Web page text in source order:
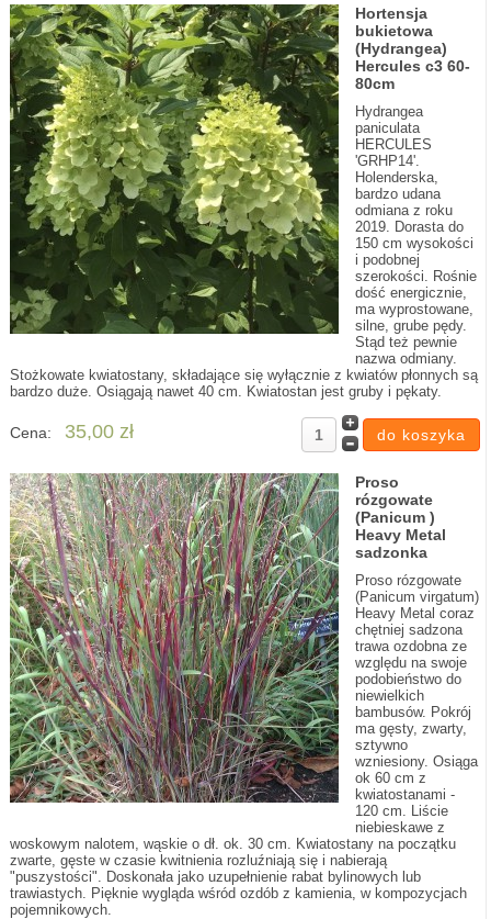
Hortensja
bukietowa
(Hydrangea)
Hercules c3 60-
80cm
Hydrangea
paniculata
HERCULES
'GRHP14'.
Holenderska,
bardzo udana
odmiana z roku
2019. Dorasta do
150 cm wysokości
i podobnej
szerokości. Rośnie
dość energicznie,
ma wyprostowane,
silne, grube pędy.
Stąd też pewnie
nazwa odmiany.
Stożkowate kwiatostany, składające się wyłącznie z kwiatów płonnych są
bardzo duże. Osiągają nawet 40 cm. Kwiatostan jest gruby i pękaty.
Cena: 35,00 zł
Proso
rózgowate
(Panicum )
Heavy Metal
sadzonka
Proso rózgowate
(Panicum virgatum)
Heavy Metal coraz
chętniej sadzona
trawa ozdobna ze
względu na swoje
podobieństwo do
niewielkich
bambusów. Pokrój
ma gęsty, zwarty,
sztywno
wzniesiony. Osiąga
ok 60 cm z
kwiatostanami -
120 cm. Liście
niebieskawe z
woskowym nalotem, wąskie o dł. ok. 30 cm. Kwiatostany na początku
zwarte, gęste w czasie kwitnienia rozluźniają się i nabierają
"puszystości". Doskonała jako uzupełnienie rabat bylinowych lub
trawiastych. Pięknie wygląda wśród ozdób z kamienia, w kompozycjach
pojemnikowych.